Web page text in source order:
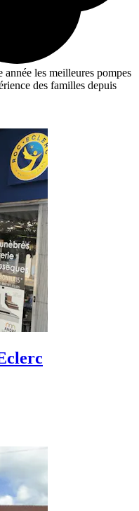
les meilleures pompes
des familles depuis